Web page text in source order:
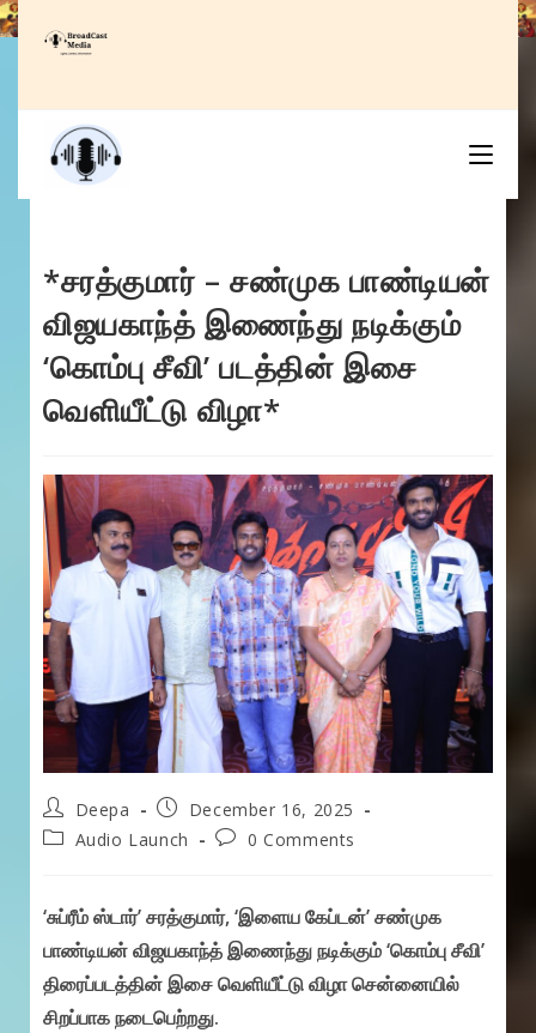
Skip
to
*சரத்குமார் – சண்முக பாண்டியன்
விஜயகாந்த் இணைந்து நடிக்கும்
‘கொம்பு சீவி’ படத்தின் இசை
வெளியீட்டு விழா*
Post
author:
Deepa
Post
published:
December 16, 2025
PostAudio Launch
Post0 Comments
‘சுப்ரீம் ஸ்டார்’ சரத்குமார், ‘இளைய கேப்டன்’ சண்முக
பாண்டியன் விஜயகாந்த் இணைந்து நடிக்கும் ‘கொம்பு சீவி’
திரைப்படத்தின் இசை வெளியீட்டு விழா சென்னையில்
சிறப்பாக நடைபெற்றது.